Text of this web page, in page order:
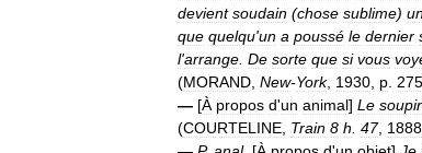
devient soudain (chose sublime)
que quelqu'un a poussé le dernier
l'arrange De sorte que si vous
(MORAND New-York, 1930 p 275
— [À propos d'un animal] Le soupir
(COURTELINE Train 8 h 47, 1888